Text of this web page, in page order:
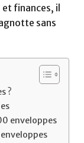
finances, il
sans
?
enveloppes